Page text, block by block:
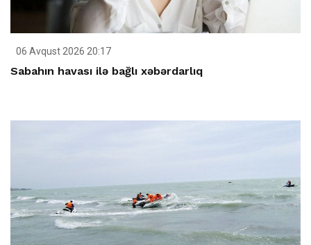
06 Avqust 2026 20:17
Sabahın havası ilə bağlı xəbərdarlıq